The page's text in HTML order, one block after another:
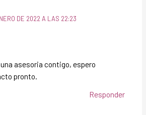
DE 2022 A LAS 22:23
asesoria contigo, espero
pronto.
Responder